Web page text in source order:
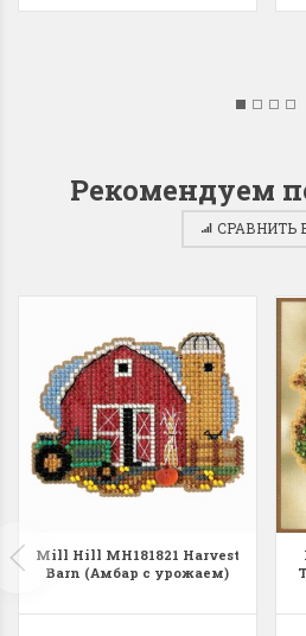
Рекомендуем
СРАВНИТЬ
Mill Hill MH181821 Harvest
Barn (Амбар с урожаем)